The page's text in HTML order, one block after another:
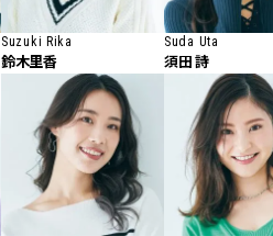
Suzuki Rika
鈴木里香
Suda Uta
須田 詩